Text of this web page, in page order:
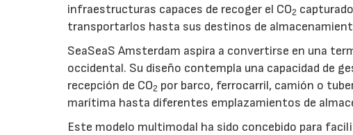
infraestructuras capaces de recoger el CO2
transportarlos hasta sus destinos de
SeaSeaS Amsterdam aspira a convertirse en una
occidental. Su diseño contempla una capacidad de
recepción de CO2 por barco, ferrocarril, camión o
marítima hasta diferentes emplazamientos de
Este modelo multimodal ha sido concebido para